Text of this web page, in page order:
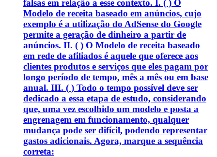
falsas em relação a esse contexto. I. ( ) O
Modelo de receita baseado em anúncios, cujo
exemplo é a utilização do AdSense do Google
permite a geração de dinheiro a partir de
anúncios. II. ( ) O Modelo de receita baseado
em rede de afiliados é aquele que oferece aos
clientes produtos e serviços que eles pagam por
longo período de tempo, mês a mês ou em base
anual. III. ( ) Todo o tempo possível deve ser
dedicado a essa etapa de estudo, considerando
que, uma vez escolhido um modelo e posta a
engrenagem em funcionamento, qualquer
mudança pode ser difícil, podendo representar
gastos adicionais. Agora, marque a sequência
correta: